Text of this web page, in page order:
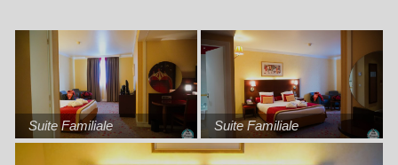
Suite Familiale Suite Familiale